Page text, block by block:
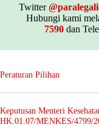
Twitter
Hubungi kami
7590dan
Peraturan Pilihan
Keputusan Menteri
HK.01.07/MENKES/4799/